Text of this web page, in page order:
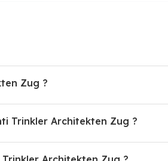
Zug ?
Trinkler Architekten Zug ?